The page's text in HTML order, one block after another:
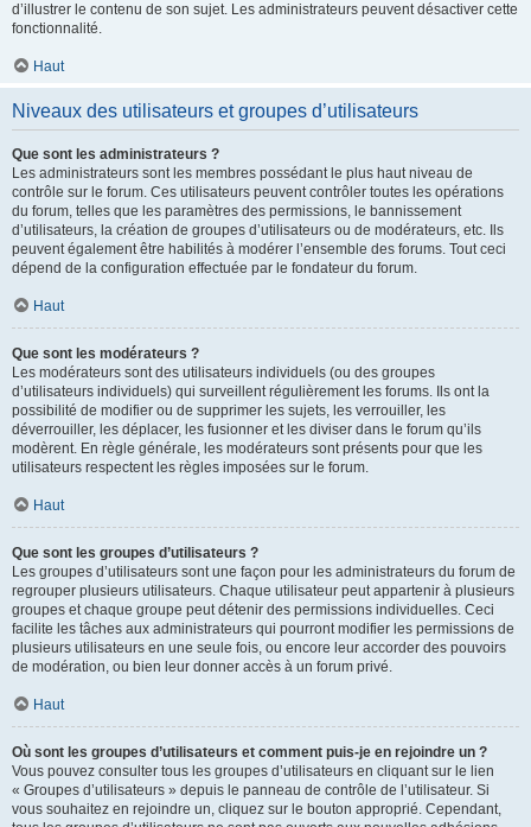
d’illustrer le contenu de son sujet. Les administrateurs peuvent désactiver cette
fonctionnalité.
Haut
Niveaux des utilisateurs et groupes d’utilisateurs
Que sont les administrateurs ?
Les administrateurs sont les membres possédant le plus haut niveau de
contrôle sur le forum. Ces utilisateurs peuvent contrôler toutes les opérations
du forum, telles que les paramètres des permissions, le bannissement
d’utilisateurs, la création de groupes d’utilisateurs ou de modérateurs, etc. Ils
peuvent également être habilités à modérer l’ensemble des forums. Tout ceci
dépend de la configuration effectuée par le fondateur du forum.
Haut
Que sont les modérateurs ?
Les modérateurs sont des utilisateurs individuels (ou des groupes
d’utilisateurs individuels) qui surveillent régulièrement les forums. Ils ont la
possibilité de modifier ou de supprimer les sujets, les verrouiller, les
déverrouiller, les déplacer, les fusionner et les diviser dans le forum qu’ils
modèrent. En règle générale, les modérateurs sont présents pour que les
utilisateurs respectent les règles imposées sur le forum.
Haut
Que sont les groupes d’utilisateurs ?
Les groupes d’utilisateurs sont une façon pour les administrateurs du forum de
regrouper plusieurs utilisateurs. Chaque utilisateur peut appartenir à plusieurs
groupes et chaque groupe peut détenir des permissions individuelles. Ceci
facilite les tâches aux administrateurs qui pourront modifier les permissions de
plusieurs utilisateurs en une seule fois, ou encore leur accorder des pouvoirs
de modération, ou bien leur donner accès à un forum privé.
Haut
Où sont les groupes d’utilisateurs et comment puis-je en rejoindre un ?
Vous pouvez consulter tous les groupes d’utilisateurs en cliquant sur le lien
« Groupes d’utilisateurs » depuis le panneau de contrôle de l’utilisateur. Si
vous souhaitez en rejoindre un, cliquez sur le bouton approprié. Cependant,